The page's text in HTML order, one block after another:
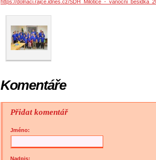
https://dolnaci.rajce.idnes.cz/SDH_Milotice_-
Komentáře
Přidat komentář
Jméno:
Nadpis: